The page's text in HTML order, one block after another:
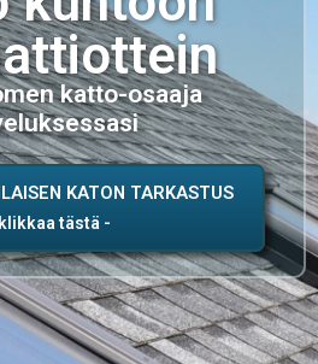
katto-osaaja
KATON TARKASTUS